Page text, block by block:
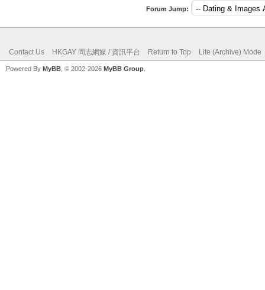
Forum Jump:
Contact Us HKGAY 同志網媒 / 資訊平台 Return to Top Lite (Archive) Mode
Powered By MyBB , © 2002-2026 MyBB Group